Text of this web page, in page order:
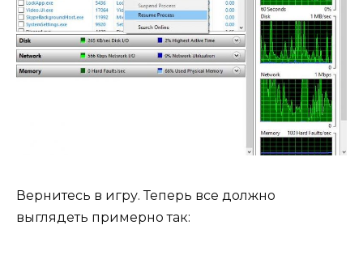
Вернитесь в игру. Теперь все должно
выглядеть примерно так: